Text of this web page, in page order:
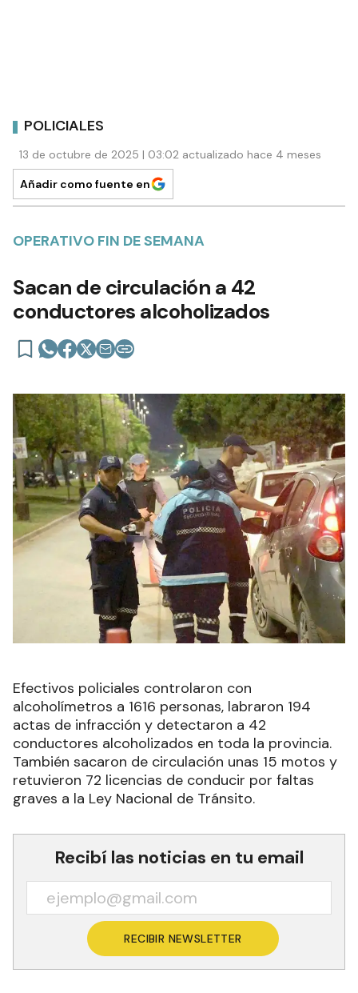
POLICIALES
13 de octubre de 2025 | 03:02 actualizado hace 4 meses
Añadir como fuente en
OPERATIVO FIN DE SEMANA
Sacan de circulación a 42
conductores alcoholizados
Efectivos policiales controlaron con
alcoholímetros a 1616 personas, labraron 194
actas de infracción y detectaron a 42
conductores alcoholizados en toda la provincia.
También sacaron de circulación unas 15 motos y
retuvieron 72 licencias de conducir por faltas
graves a la Ley Nacional de Tránsito.
Recibí las noticias en tu email
RECIBIR NEWSLETTER